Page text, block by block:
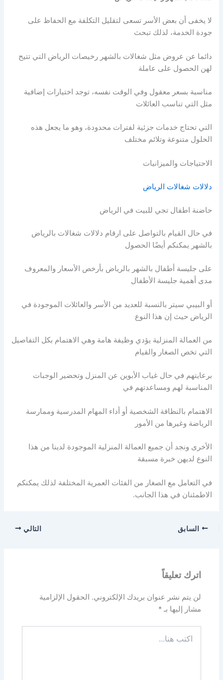
لا يخفى أن بعض الأسر تسعى لتقليل التكلفة مع الحفاظ على
جودة الخدمة، لذلك تبحث
دائما عن عروض مثل شغالات بالشهر رخيصات الرياض التي تتيح
لهن الحصول على عاملة
مناسبة بسعر معقول وفي الوقت نفسه، توجد اختيارات إضافية
مثل التي تناسب العائلات
التي تحتاج خدمات جزئية لفترات محدودة، وهو ما يجعل هذه
الحلول متنوعة وتلائم مختلف
الاحتياجات والميزانيات
دلالات شغالات الرياض
حاضنة اطفال تجي للبيت في الرياض
في حال القيام بالتواصل على ارقام دلالات شغالات بالرياض
بالشهر يمكنكم أيضًا الحصول
على جليسة أطفال بالشهر بالرياض بأرخص الأسعار والمعروف
مدى أهمية جليسة الأطفال
أو البيبي سيتر بالنسبة للعديد من الأسر والعائلات الموجودة في
الرياض حيث إن هذا النوع
من العمالة المنزلية يؤدي وظيفة هامة وهي الاهتمام بكل التفاصيل
التي تخص الصغار والقيام
برعايتهم في حال غياب الأبوين عن المنزل وتحضير الوجبات
المناسبة لهم ومساعدتهم في
الاهتمام بالنظافة الشخصية أو أداء المهام المدرسية وممارسة
الرياضة وغيرها من الأمور
الأخرى ونجد أن جميع العمالة المنزلية الموجودة لدينا من هذا
النوع لديهن خبرة مسبقة
في التعامل مع الصغار من الفئات العمرية المختلفة لذلك يمكنكم
الاطمئنان في هذا الجانب.
السابق التالي
اترك تعليقاً
لن يتم نشر عنوان بريدك الإلكتروني. الحقول الإلزامية
مشار إليها بـ*
هنا...